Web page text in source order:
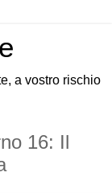
a vostro rischio
16: Il